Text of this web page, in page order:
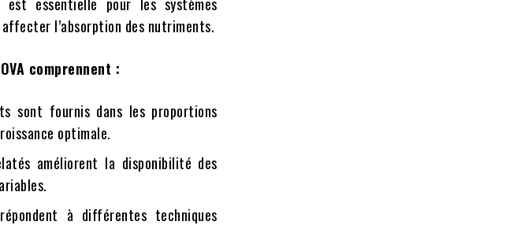
essentielle pour les systèmes
l’absorption des nutriments.
comprennent :
sont fournis dans les proportions
optimale.
améliorent la disponibilité des
à différentes techniques